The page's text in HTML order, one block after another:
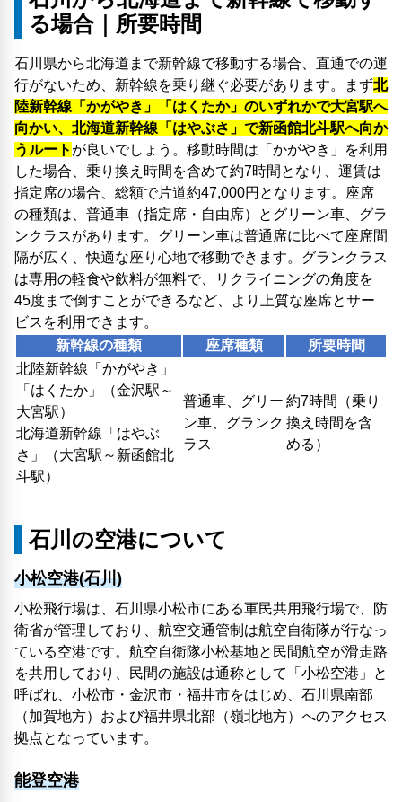
る場合｜所要時間
石川県から北海道まで新幹線で移動する場合、直通での運
行がないため、新幹線を乗り継ぐ必要があります。まず北
陸新幹線「かがやき」「はくたか」のいずれかで大宮駅へ
向かい、北海道新幹線「はやぶさ」で新函館北斗駅へ向か
うルート が良いでしょう。移動時間は「かがやき」を利用
した場合、乗り換え時間を含めて約7時間となり、運賃は
指定席の場合、総額で片道約47,000円となります。座席
の種類は、普通車（指定席・自由席）とグリーン車、グラ
ンクラスがあります。グリーン車は普通席に比べて座席間
隔が広く、快適な座り心地で移動できます。グランクラス
は専用の軽食や飲料が無料で、リクライニングの角度を
45度まで倒すことができるなど、より上質な座席とサー
ビスを利用できます。
新幹線の種類
座席種類
所要時間
北陸新幹線「かがやき」
「はくたか」（金沢駅～
大宮駅）
北海道新幹線「はやぶ
さ」（大宮駅～新函館北
斗駅）
普通車、グリー
ン車、グランク
ラス
約7時間（乗り
換え時間を含
める）
石川の空港について
小松空港(石川)
小松飛行場は、石川県小松市にある軍民共用飛行場で、防
衛省が管理しており、航空交通管制は航空自衛隊が行なっ
ている空港です。航空自衛隊小松基地と民間航空が滑走路
を共用しており、民間の施設は通称として「小松空港」と
呼ばれ、小松市・金沢市・福井市をはじめ、石川県南部
（加賀地方）および福井県北部（嶺北地方）へのアクセス
拠点となっています。
能登空港